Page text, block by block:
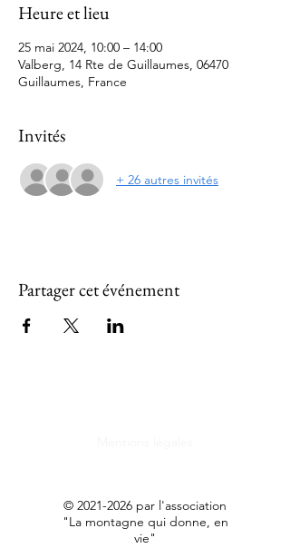
Heure et lieu
25 mai 2024, 10:00 – 14:00
Valberg, 14 Rte de Guillaumes, 06470
Guillaumes, France
Invités
+ 26 autres invités
Partager cet événement
© 2021-2026 par l'association
"La montagne qui donne, en
vie"